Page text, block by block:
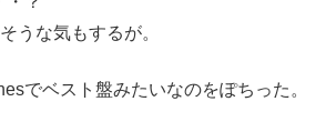
うな気もするが。
でベスト盤みたいなのをぽちった。